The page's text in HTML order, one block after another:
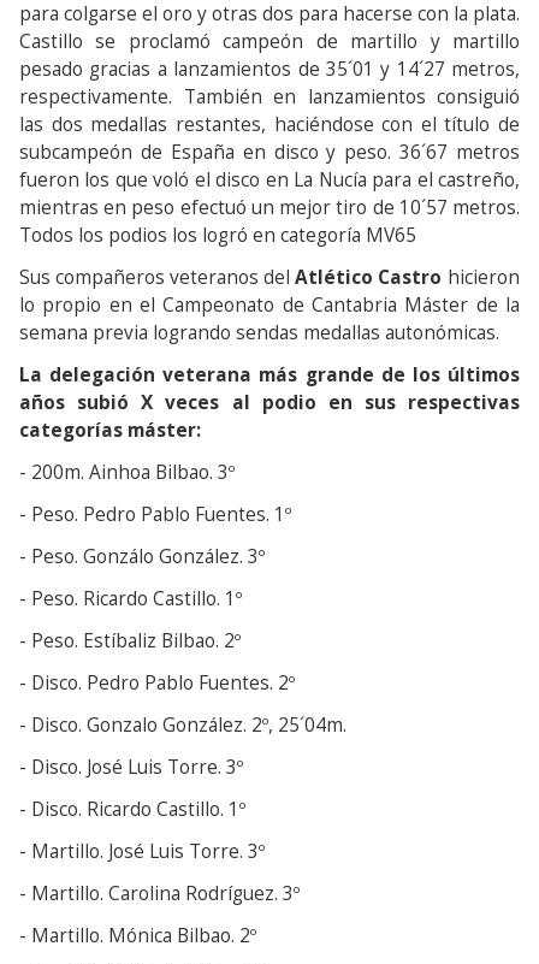
para colgarse el oro y otras dos para hacerse con la plata.
Castillo se proclamó campeón de martillo y martillo
pesado gracias a lanzamientos de 35´01 y 14´27 metros,
respectivamente. También en lanzamientos consiguió
las dos medallas restantes, haciéndose con el título de
subcampeón de España en disco y peso. 36´67 metros
fueron los que voló el disco en La Nucía para el castreño,
mientras en peso efectuó un mejor tiro de 10´57 metros.
Todos los podios los logró en categoría MV65
Sus compañeros veteranos del Atlético Castro hicieron
lo propio en el Campeonato de Cantabria Máster de la
semana previa logrando sendas medallas autonómicas.
La delegación veterana más grande de los últimos
años subió X veces al podio en sus respectivas
categorías máster:
- 200m. Ainhoa Bilbao. 3º
- Peso. Pedro Pablo Fuentes. 1º
- Peso. Gonzálo González. 3º
- Peso. Ricardo Castillo. 1º
- Peso. Estíbaliz Bilbao. 2º
- Disco. Pedro Pablo Fuentes. 2º
- Disco. Gonzalo González. 2º, 25´04m.
- Disco. José Luis Torre. 3º
- Disco. Ricardo Castillo. 1º
- Martillo. José Luis Torre. 3º
- Martillo. Carolina Rodríguez. 3º
- Martillo. Mónica Bilbao. 2º